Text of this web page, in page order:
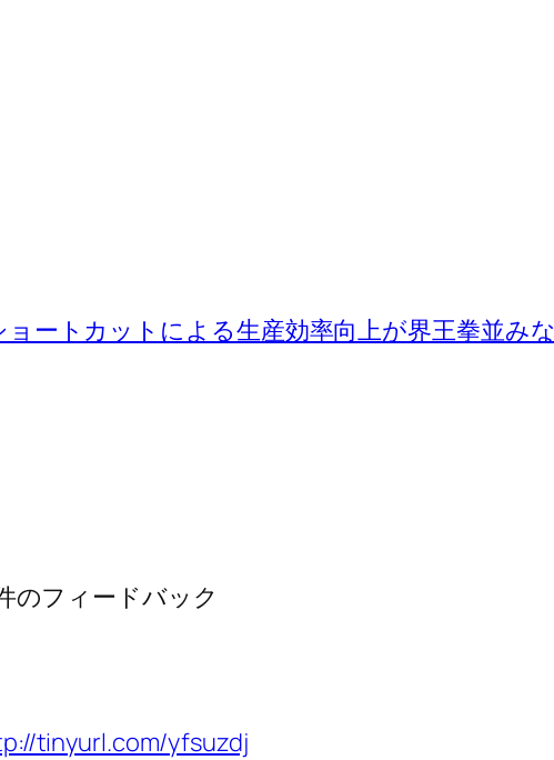
ートカットによる生産効率向上が界王拳並みな
のフィードバック
tinyurl.com/yfsuzdj